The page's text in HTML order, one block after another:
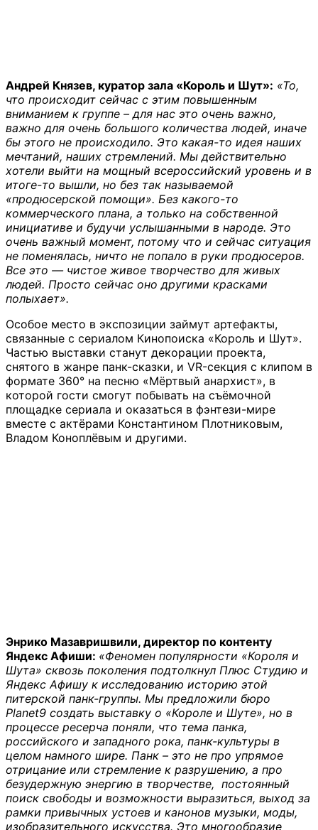
Андрей Князев, куратор зала «Король и Шут»: «То,
что происходит сейчас с этим повышенным
вниманием к группе – для нас это очень важно,
важно для очень большого количества людей, иначе
бы этого не происходило. Это какая-то идея наших
мечтаний, наших стремлений. Мы действительно
хотели выйти на мощный всероссийский уровень и в
итоге-то вышли, но без так называемой
«продюсерской помощи». Без какого-то
коммерческого плана, а только на собственной
инициативе и будучи услышанными в народе. Это
очень важный момент, потому что и сейчас ситуация
не поменялась, ничто не попало в руки продюсеров.
Все это — чистое живое творчество для живых
людей. Просто сейчас оно другими красками
полыхает».
Особое место в экспозиции займут артефакты,
связанные с сериалом Кинопоиска «Король и Шут».
Частью выставки станут декорации проекта,
снятого в жанре панк-сказки, и VR-секция с клипом в
формате 360° на песню «Мёртвый анархист», в
которой гости смогут побывать на съёмочной
площадке сериала и оказаться в фэнтези-мире
вместе с актёрами Константином Плотниковым,
Владом Коноплёвым и другими.
Энрико Мазавришвили, директор по контенту
Яндекс Афиши: «Феномен популярности «Короля и
Шута» сквозь поколения подтолкнул Плюс Студию и
Яндекс Афишу к исследованию историю этой
питерской панк-группы. Мы предложили бюро
Planet9 создать выставку о «Короле и Шуте», но в
процессе ресерча поняли, что тема панка,
российского и западного рока, панк-культуры в
целом намного шире. Панк – это не про упрямое
отрицание или стремление к разрушению, а про
безудержную энергию в творчестве, постоянный
поиск свободы и возможности выразиться, выход за
рамки привычных устоев и канонов музыки, моды,
изобразительного искусства. Это многообразие